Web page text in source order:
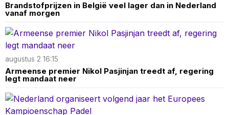
Brandstofprijzen in België veel lager dan in Nederland
vanaf morgen
augustus 2 16:15
Armeense premier Nikol Pasjinjan treedt af, regering
legt mandaat neer